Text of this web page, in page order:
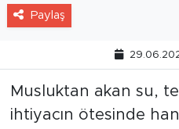
Paylaş
Musluktan akan su,
ihtiyacın ötesinde